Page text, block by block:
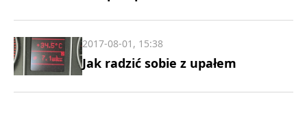
Jak radzić sobie z upałem
2017-08-01, 15:38